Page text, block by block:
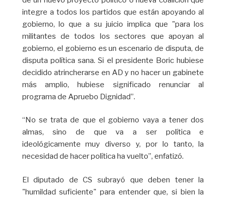
integre a todos los partidos que están apoyando al
gobierno, lo que a su juicio implica que "para los
militantes de todos los sectores que apoyan al
gobierno, el gobierno es un escenario de disputa, de
disputa política sana. Si el presidente Boric hubiese
decidido atrincherarse en AD y no hacer un gabinete
más amplio, hubiese significado renunciar al
programa de Apruebo Dignidad”.
“No se trata de que el gobierno vaya a tener dos
almas, sino de que va a ser política e
ideológicamente muy diverso y, por lo tanto, la
necesidad de hacer política ha vuelto”, enfatizó.
El diputado de CS subrayó que deben tener la
"humildad suficiente" para entender que, si bien la